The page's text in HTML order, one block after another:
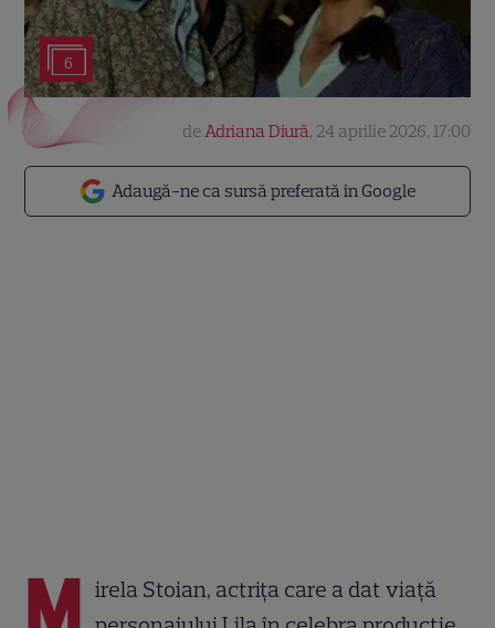
6
Adaugă-ne ca sursă preferată în Google
deAdriana Diură, 24 aprilie 2026, 17:00
M irela Stoian, actrița care a dat viață